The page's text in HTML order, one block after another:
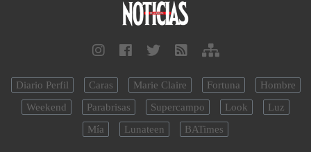
Diario Perfil Caras Marie Claire Fortuna
Hombre
Weekend
Parabrisas Supercampo Look
Luz
Mía
Lunateen BATimes